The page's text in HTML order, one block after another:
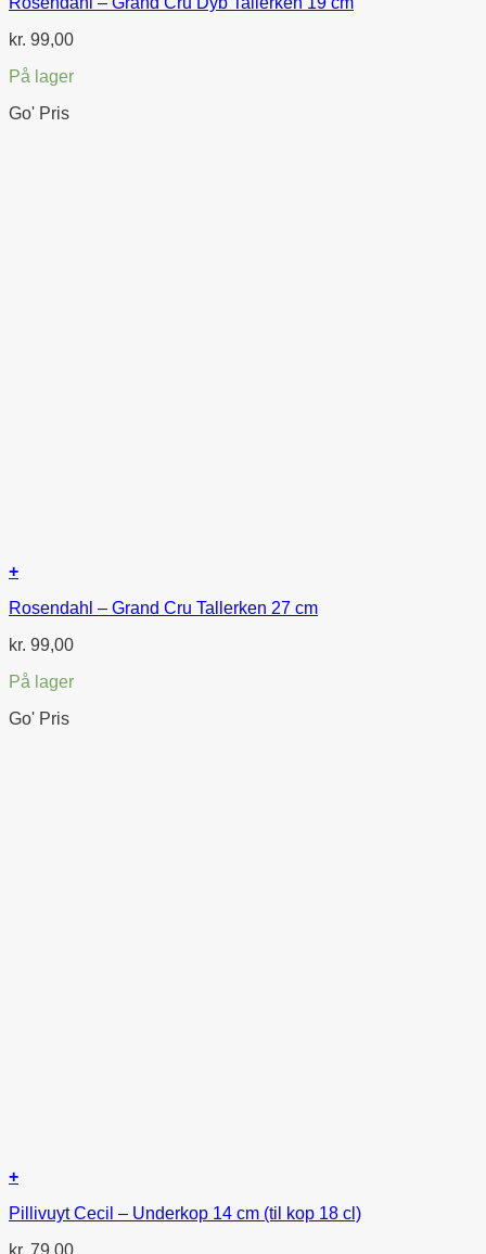
kr. 99,00
På lager
Go' Pris
+
Rosendahl – Grand Cru Tallerken 27 cm
kr. 99,00
På lager
Go' Pris
+
Pillivuyt Cecil – Underkop 14 cm (til kop 18 cl)